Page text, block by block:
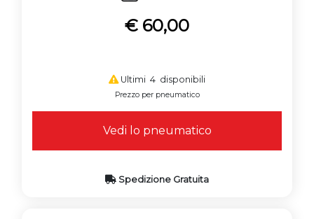
€ 60,00
Ultimi 4 disponibili
Prezzo per pneumatico
Vedi lo pneumatico
Spedizione Gratuita